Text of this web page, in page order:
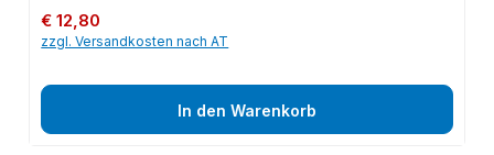
Regulärer Preis:
€ 12,80
zzgl. Versandkosten nach AT
In den Warenkorb